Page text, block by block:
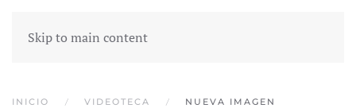
Skip to main content
INICIO VIDEOTECA
NUEVA IMAGEN